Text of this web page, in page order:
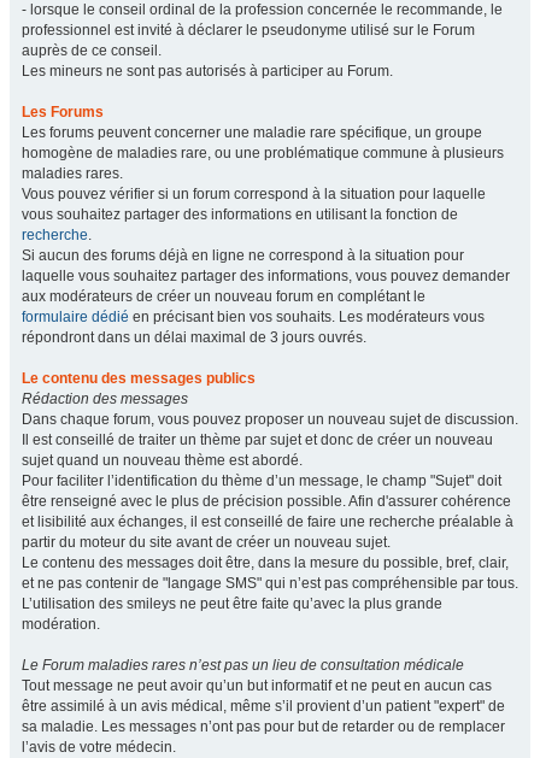
- lorsque le conseil ordinal de la profession concernée le recommande, le
professionnel est invité à déclarer le pseudonyme utilisé sur le Forum
auprès de ce conseil.
Les mineurs ne sont pas autorisés à participer au Forum.
Les Forums
Les forums peuvent concerner une maladie rare spécifique, un groupe
homogène de maladies rare, ou une problématique commune à plusieurs
maladies rares.
Vous pouvez vérifier si un forum correspond à la situation pour laquelle
vous souhaitez partager des informations en utilisant la fonction de
recherche.
Si aucun des forums déjà en ligne ne correspond à la situation pour
laquelle vous souhaitez partager des informations, vous pouvez demander
aux modérateurs de créer un nouveau forum en complétant le
formulaire dédié en précisant bien vos souhaits. Les modérateurs vous
répondront dans un délai maximal de 3 jours ouvrés.
Le contenu des messages publics
Rédaction des messages
Dans chaque forum, vous pouvez proposer un nouveau sujet de discussion.
Il est conseillé de traiter un thème par sujet et donc de créer un nouveau
sujet quand un nouveau thème est abordé.
Pour faciliter l’identification du thème d’un message, le champ "Sujet" doit
être renseigné avec le plus de précision possible. Afin d'assurer cohérence
et lisibilité aux échanges, il est conseillé de faire une recherche préalable à
partir du moteur du site avant de créer un nouveau sujet.
Le contenu des messages doit être, dans la mesure du possible, bref, clair,
et ne pas contenir de "langage SMS" qui n’est pas compréhensible par tous.
L’utilisation des smileys ne peut être faite qu’avec la plus grande
modération.
Le Forum maladies rares n’est pas un lieu de consultation médicale
Tout message ne peut avoir qu’un but informatif et ne peut en aucun cas
être assimilé à un avis médical, même s’il provient d’un patient "expert" de
sa maladie. Les messages n’ont pas pour but de retarder ou de remplacer
l’avis de votre médecin.